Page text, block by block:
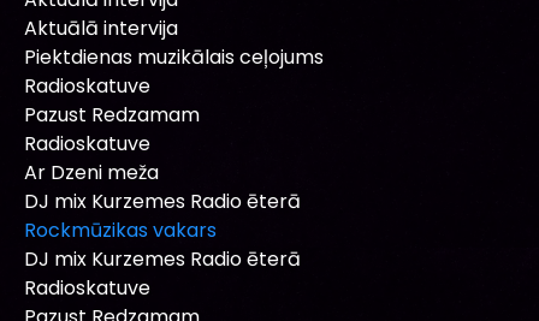
Aktuālā intervija
Piektdienas muzikālais ceļojums
Radioskatuve
Pazust Redzamam
Radioskatuve
Ar Dzeni meža
DJ mix Kurzemes Radio ēterā
Rockmūzikas vakars
DJ mix Kurzemes Radio ēterā
Radioskatuve